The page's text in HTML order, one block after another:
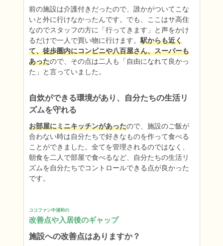
前の施設は介護付きだったので、誰かがついてこな
いと外に行けなかったんです。でも、ここはサ高住
なのでスタッフの方に「行ってきます」と声をかけ
るだけで一人で買い物に行けます。駅からも近く
て、徒歩圏内にコンビニや八百屋さん、スーパーも
あったので、その点は二人も「自由になれて良かっ
た」と言っていました。
自炊ができる環境があり、自分たちの生活リ
ズムを守れる
お部屋にミニキッチンがあったので、施設のご飯が
合わない時は自分たちで好きなものを作って食べる
ことができました。全てを管理されるのではなく、
朝食を二人で部屋で食べるなど、自分たちの生活リ
ズムを自分たちでコントロールできる点が良かった
です。
ココファン中浦和の
改善点や入居後のギャップ
施設への改善点はありますか？